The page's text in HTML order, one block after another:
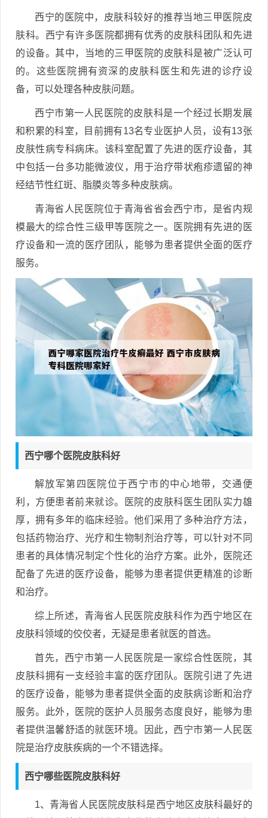
西宁的医院中，皮肤科较好的推荐当地三甲医院皮
肤科。西宁有许多医院都拥有优秀的皮肤科团队和先进
的设备。其中，当地的三甲医院的皮肤科是被广泛认可
的。这些医院拥有资深的皮肤科医生和先进的诊疗设
备，可以处理各种皮肤问题。
西宁市第一人民医院的皮肤科是一个经过长期发展
和积累的科室，目前拥有13名专业医护人员，设有13张
皮肤性病专科病床。该科室配置了先进的医疗设备，其
中包括一台多功能微波仪，用于治疗带状疱疹遗留的神
经结节性红斑、脂膜炎等多种皮肤病。
青海省人民医院位于青海省省会西宁市，是省内规
模最大的综合性三级甲等医院之一。医院拥有先进的医
疗设备和一流的医疗团队，能够为患者提供全面的医疗
服务。
西宁哪个医院皮肤科好
解放军第四医院位于西宁市的中心地带，交通便
利，方便患者前来就诊。医院的皮肤科医生团队实力雄
厚，拥有多年的临床经验。他们采用了多种治疗方法，
包括药物治疗、光疗和生物制剂治疗等，可以针对不同
患者的具体情况制定个性化的治疗方案。此外，医院还
配备了先进的医疗设备，能够为患者提供更精准的诊断
和治疗。
综上所述，青海省人民医院皮肤科作为西宁地区在
皮肤科领域的佼佼者，无疑是患者就医的首选。
首先，西宁市第一人民医院是一家综合性医院，其
皮肤科拥有一支经验丰富的医疗团队。医院引进了先进
的医疗设备，能够为患者提供全面的皮肤病诊断和治疗
服务。此外，医院的医护人员服务态度良好，能够为患
者提供温馨舒适的就医环境。因此，西宁市第一人民医
院是治疗皮肤疾病的一个不错选择。
西宁哪些医院皮肤科好
1、青海省人民医院皮肤科是西宁地区皮肤科最好的